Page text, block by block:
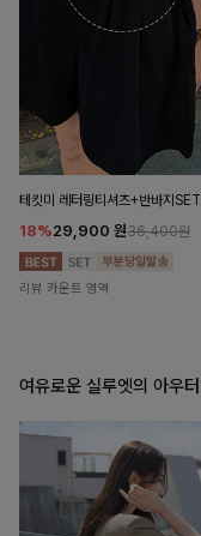
테킷미 레터링티셔츠+반바지SET
18%29,900 원36,400원
리뷰 카운트 영역
여유로운 실루엣의 아우터